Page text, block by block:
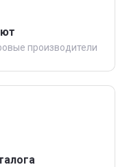
производители